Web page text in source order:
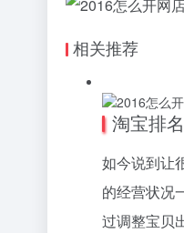
相关推荐
淘宝排
如今说到让
的经营状况
过调整宝贝